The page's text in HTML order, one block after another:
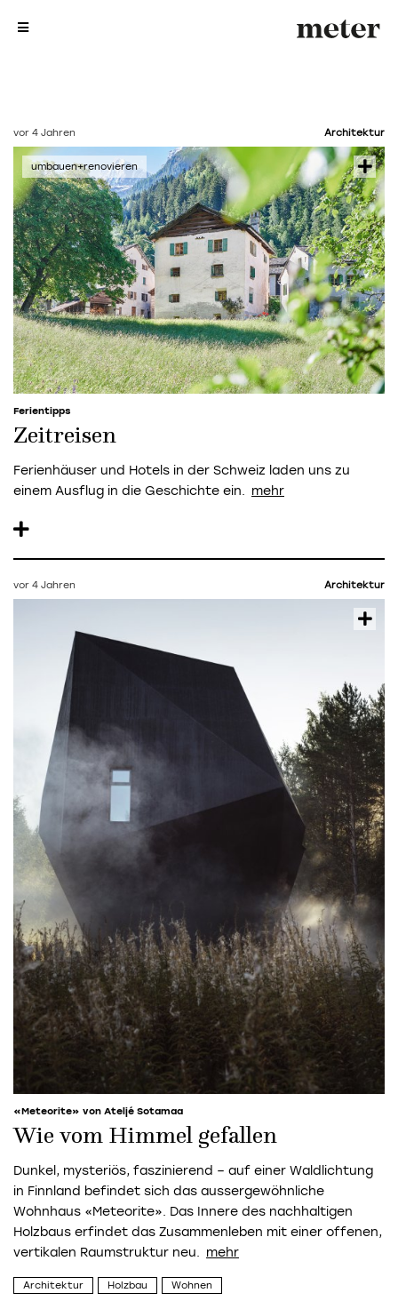
vor 4 Jahren Architektur
Ferientipps
Zeitreisen
Ferienhäuser und Hotels in der Schweiz laden uns zu
einem Ausflug in die Geschichte ein.
vor 4 Jahren Architektur
«Meteorite» von Ateljé Sotamaa
Wie vom Himmel gefallen
Dunkel, mysteriös, faszinierend – auf einer Waldlichtung
in Finnland befindet sich das aussergewöhnliche
Wohnhaus «Meteorite». Das Innere des nachhaltigen
Holzbaus erfindet das Zusammenleben mit einer offenen,
vertikalen Raumstruktur neu.
Architektur Holzbau Wohnen